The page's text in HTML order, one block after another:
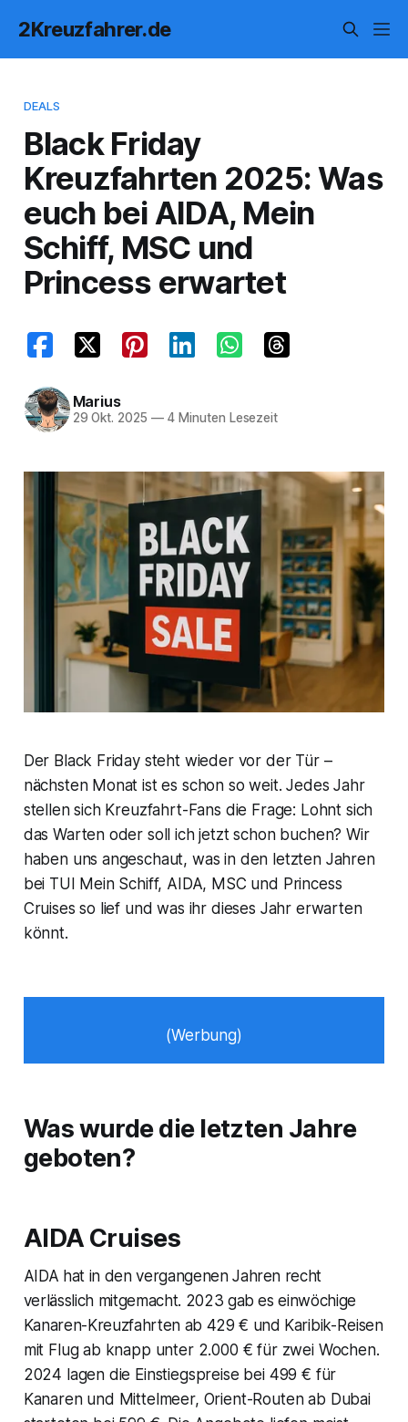
2Kreuzfahrer.de
DEALS
Black Friday
Kreuzfahrten 2025: Was
euch bei AIDA, Mein
Schiff, MSC und
Princess erwartet
Marius
29 Okt. 2025 —4 Minuten Lesezeit
Der Black Friday steht wieder vor der Tür –
nächsten Monat ist es schon so weit. Jedes Jahr
stellen sich Kreuzfahrt-Fans die Frage: Lohnt sich
das Warten oder soll ich jetzt schon buchen? Wir
haben uns angeschaut, was in den letzten Jahren
bei TUI Mein Schiff, AIDA, MSC und Princess
Cruises so lief und was ihr dieses Jahr erwarten
könnt.
(Werbung)
Was wurde die letzten Jahre
geboten?
AIDA Cruises
AIDA hat in den vergangenen Jahren recht
verlässlich mitgemacht. 2023 gab es einwöchige
Kanaren-Kreuzfahrten ab 429 € und Karibik-Reisen
mit Flug ab knapp unter 2.000 € für zwei Wochen.
2024 lagen die Einstiegspreise bei 499 € für
Kanaren und Mittelmeer, Orient-Routen ab Dubai